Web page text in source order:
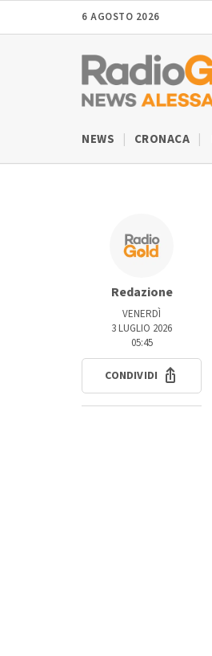
6 AGOSTO 2026
NEWS CRONACA
Redazione
VENERDÌ
3 LUGLIO 2026
05:45
CONDIVIDI